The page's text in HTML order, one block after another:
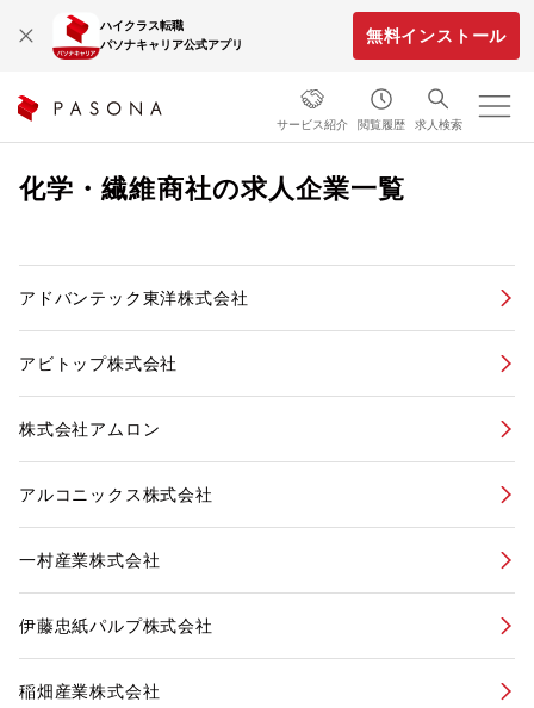
ハイクラス転職
パソナキャリア公式アプリ
無料インストール
サービス紹介 閲覧履歴 求人検索
化学・繊維商社の求人企業一覧
アドバンテック東洋株式会社
アビトップ株式会社
株式会社アムロン
アルコニックス株式会社
一村産業株式会社
伊藤忠紙パルプ株式会社
稲畑産業株式会社